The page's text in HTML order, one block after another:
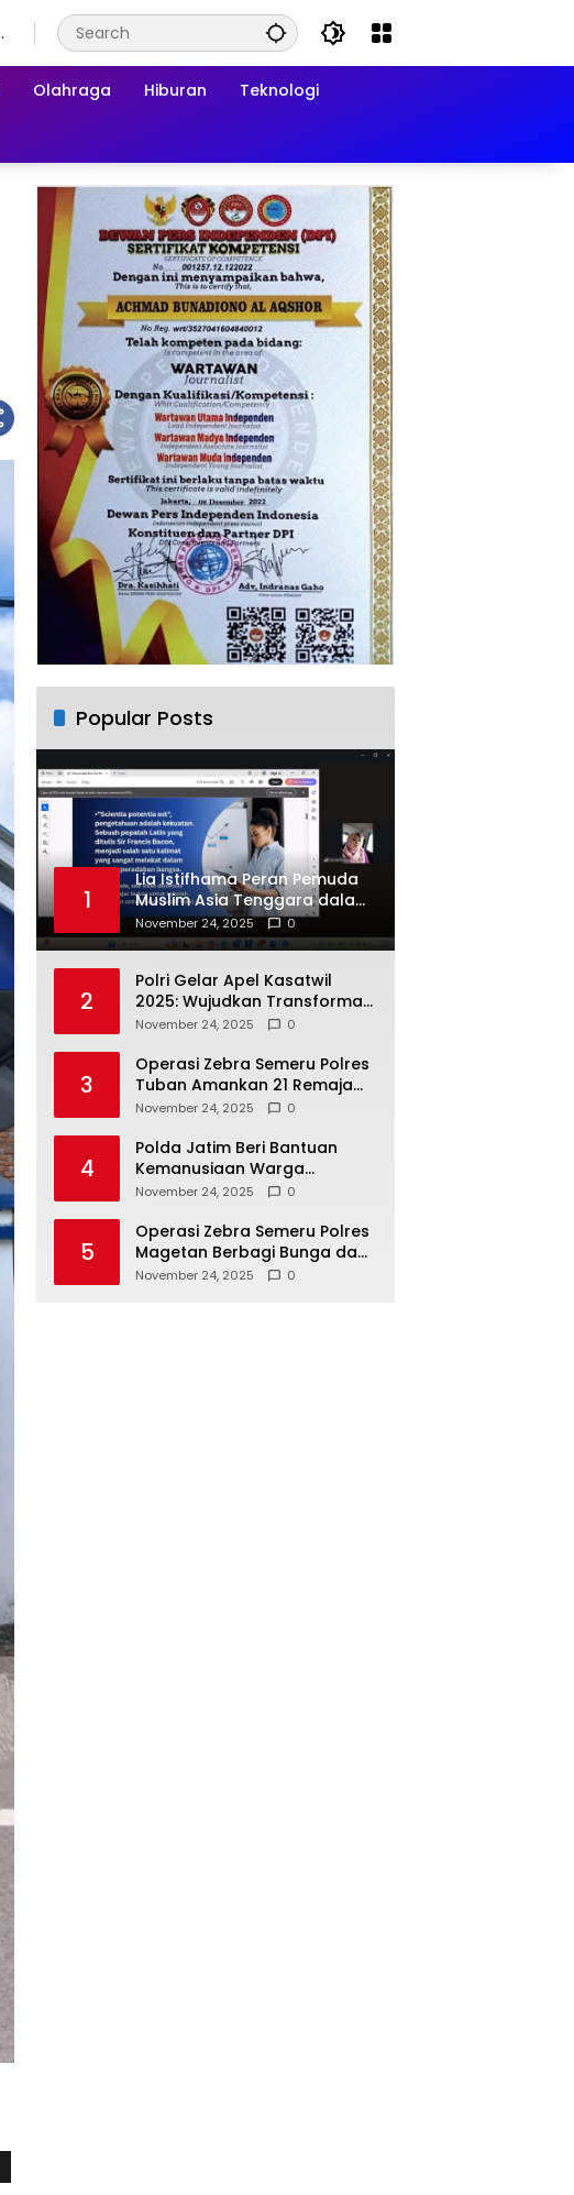
Olahraga Hiburan Teknologi
Popular Posts
1
Lia Istifhama Peran Pemuda
Muslim Asia Tenggara dalam
Inovasi dan Kolaborasi
Internasional
November 24, 2025 0
2
Polri Gelar Apel Kasatwil
2025: Wujudkan Transformasi
Polri yang Profesional untuk
November 24, 2025 0
3
Operasi Zebra Semeru Polres
Tuban Amankan 21 Remaja
Pelaku Balap Liar
November 24, 2025 0
4
Polda Jatim Beri Bantuan
Kemanusiaan Warga
Terdampak Erupsi Gunung
November 24, 2025 0
5
Operasi Zebra Semeru Polres
Magetan Berbagi Bunga dan
Coklat Ajak Warga Tertib
November 24, 2025 0